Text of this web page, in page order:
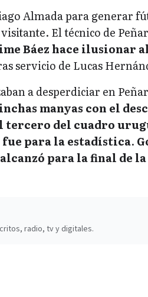
Almada para generar
El técnico de
Báez hace ilusionar
servicio de Lucas
a desperdiciar en
manyas con el
tercero del cuadro
para la estadística.
para la final de
radio, tv y digitales.